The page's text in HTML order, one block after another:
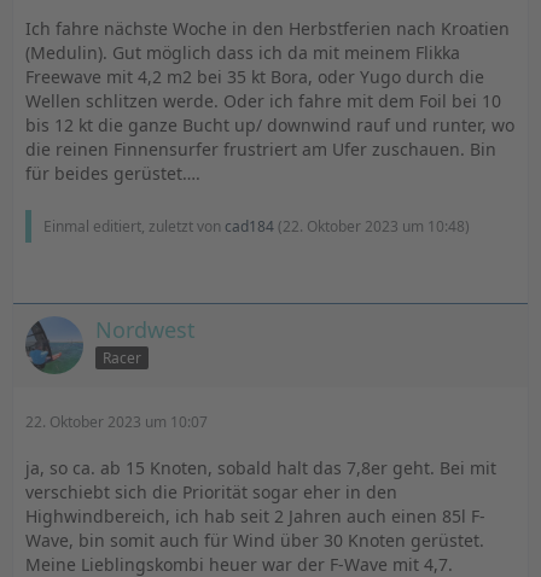
Ich fahre nächste Woche in den Herbstferien nach Kroatien
(Medulin). Gut möglich dass ich da mit meinem Flikka
Freewave mit 4,2 m2 bei 35 kt Bora, oder Yugo durch die
Wellen schlitzen werde. Oder ich fahre mit dem Foil bei 10
bis 12 kt die ganze Bucht up/ downwind rauf und runter, wo
die reinen Finnensurfer frustriert am Ufer zuschauen. Bin
für beides gerüstet….
Einmal editiert, zuletzt von cad184 (22. Oktober 2023 um 10:48)
Nordwest
Racer
22. Oktober 2023 um 10:07
ja, so ca. ab 15 Knoten, sobald halt das 7,8er geht. Bei mit
verschiebt sich die Priorität sogar eher in den
Highwindbereich, ich hab seit 2 Jahren auch einen 85l F-
Wave, bin somit auch für Wind über 30 Knoten gerüstet.
Meine Lieblingskombi heuer war der F-Wave mit 4,7.